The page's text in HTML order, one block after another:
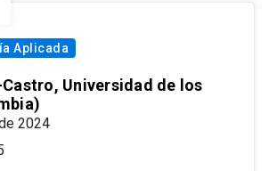
Aplicada
Universidad de los
2024